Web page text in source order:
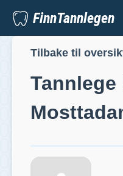
FinnTannlegen
Tilbake til
Tannlege